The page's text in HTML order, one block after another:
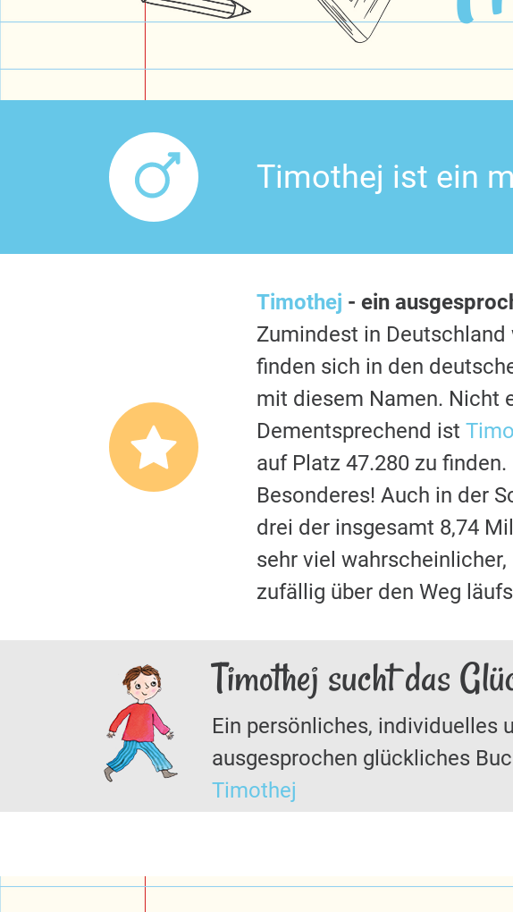
Timothej ist ein
Timothej - ein
Zumindest in
finden sich in den
mit diesem Namen. Nicht
Dementsprechend ist
auf Platz 47.280 zu
Besonderes! Auch in der
drei der insgesamt 8,74
sehr viel
zufällig über den Weg
Timothej sucht das
Ein persönliches, individuelles
ausgesprochen glückliches
Timothej